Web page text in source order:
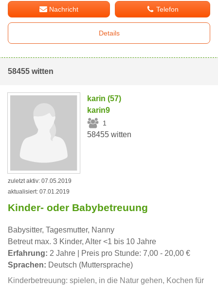
Nachricht Telefon
Details
58455 witten
karin (57)
karin9
1
58455 witten
zuletzt aktiv: 07.05.2019
aktualisiert: 07.01.2019
Kinder- oder Babybetreuung
Babysitter, Tagesmutter, Nanny
Betreut max. 3 Kinder, Alter <1 bis 10 Jahre
Erfahrung: 2 Jahre | Preis pro Stunde: 7,00 - 20,00 €
Sprachen: Deutsch (Muttersprache)
Kinderbetreuung: spielen, in die Natur gehen, Kochen für